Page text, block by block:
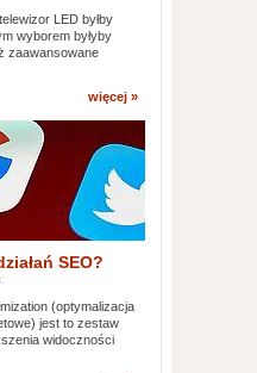
LED byłby
wyborem byłyby
zaawansowane
więcej »
SEO?
(optymalizacja
jest to zestaw
widoczności